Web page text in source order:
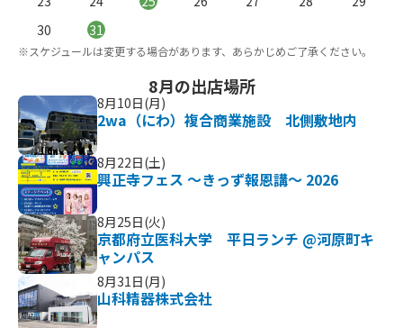
30
31
※スケジュールは変更する場合があります、あらかじめご了承ください。
8月の出店場所
8月10日(月)
2wa（にわ）複合商業施設 北側敷地内
8月22日(土)
興正寺フェス ～きっず報恩講～ 2026
8月25日(火)
京都府立医科大学 平日ランチ @河原町キ
ャンパス
8月31日(月)
山科精器株式会社